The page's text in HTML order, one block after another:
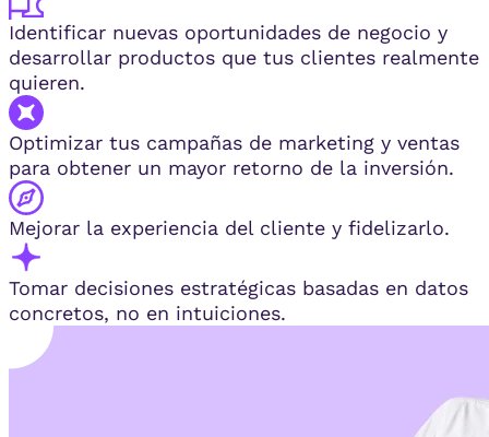
Identificar nuevas oportunidades de negocio y
desarrollar productos que tus clientes realmente
quieren.
Optimizar tus campañas de marketing y ventas
para obtener un mayor retorno de la inversión.
Mejorar la experiencia del cliente y fidelizarlo.
Tomar decisiones estratégicas basadas en datos
concretos, no en intuiciones.